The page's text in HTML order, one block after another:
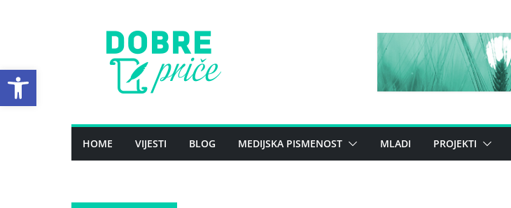
Open toolbar
HOME VIJESTI BLOG MEDIJSKA PISMENOST MLADI PROJEKTI